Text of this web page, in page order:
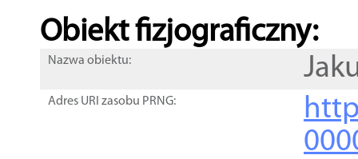
Obiekt fizjograficzny:
Nazwa obiektu:
Adres URI zasobu PRNG: